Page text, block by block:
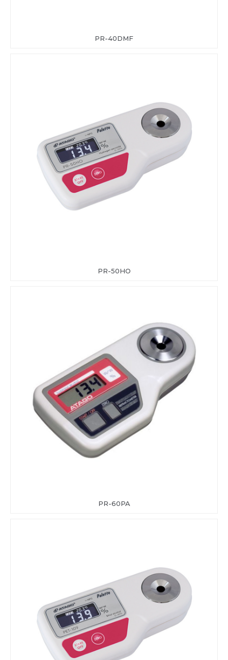
PR-40DMF
PR-50HO
PR-60PA